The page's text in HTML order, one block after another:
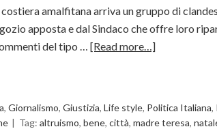
amalfitana arriva un gruppo di
apposta e dal Sindaco che offre loro
del tipo … [Read more…]
, Giornalismo, Giustizia, Life style, Politica Italiana,
Tag: altruismo, bene, città, madre teresa,